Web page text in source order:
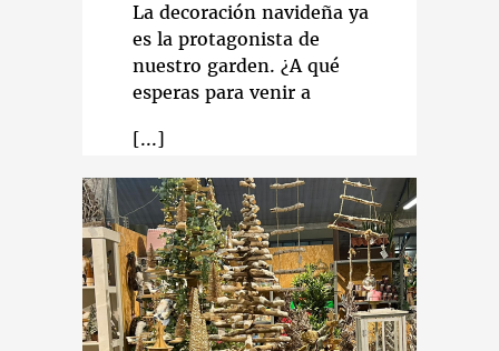
La decoración navideña ya
es la protagonista de
nuestro garden. ¿A qué
esperas para venir a